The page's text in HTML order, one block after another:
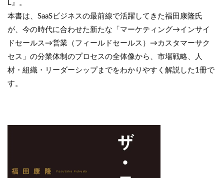
L』。
本書は、SaaSビジネスの最前線で活躍してきた福田康隆氏
が、今の時代に合わせた新たな「マーケティング→インサイ
ドセールス→営業（フィールドセールス）→カスタマーサク
セス」の分業体制のプロセスの全体像から、市場戦略、人
材・組織・リーダーシップまでをわかりやすく解説した1冊で
す。